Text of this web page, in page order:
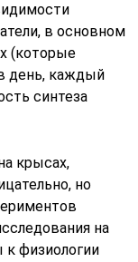
в основном
(которые
день, каждый
синтеза
крысах,
но
на
к физиологии